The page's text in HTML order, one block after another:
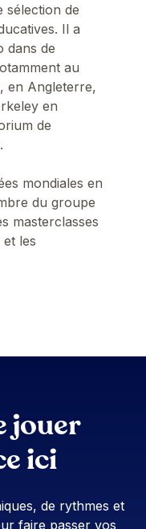
sélection de
Il a
dans de
au
en Angleterre,
en
de
mondiales en
du groupe
masterclasses
les
jouer
ici
de rythmes et
faire passer vos